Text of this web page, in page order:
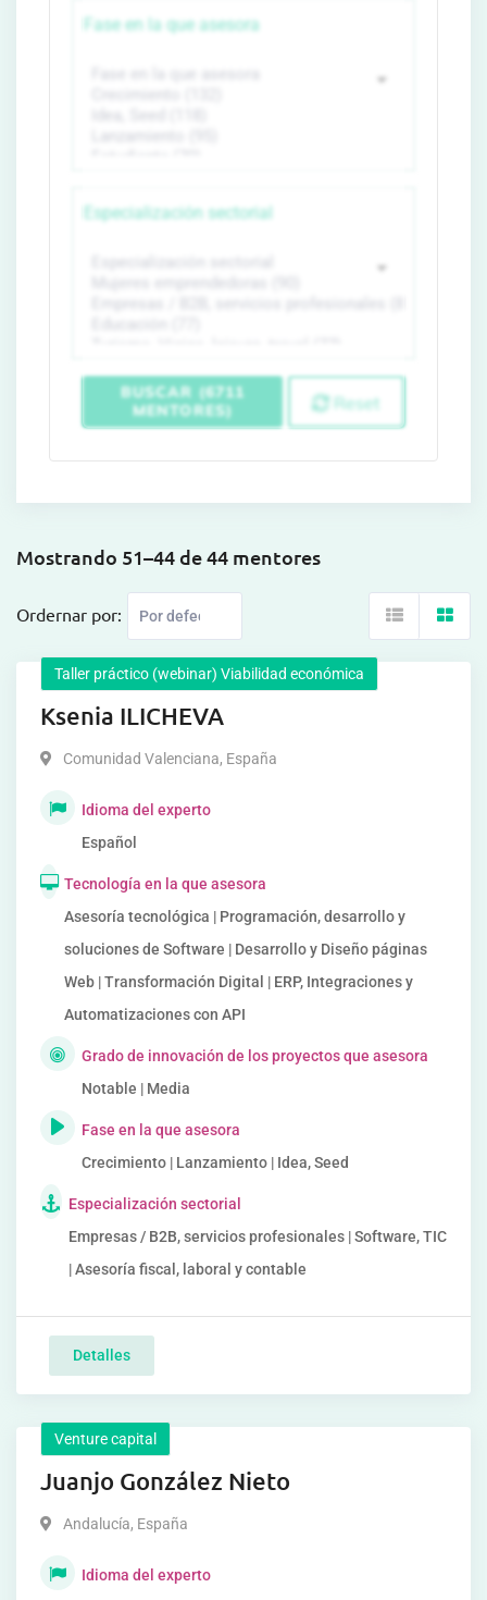
Fase en la que asesora
Especialización sectorial
BUSCAR (6711
MENTORES)
Reset
Mostrando 51–44 de 44 mentores
Ordernar por:
Taller práctico (webinar) Viabilidad económica
Ksenia ILICHEVA
Comunidad Valenciana, España
Idioma del experto
Español
Tecnología en la que asesora
Asesoría tecnológica | Programación, desarrollo y
soluciones de Software | Desarrollo y Diseño páginas
Web | Transformación Digital | ERP, Integraciones y
Automatizaciones con API
Grado de innovación de los proyectos que asesora
Notable | Media
Fase en la que asesora
Crecimiento | Lanzamiento | Idea, Seed
Especialización sectorial
Empresas / B2B, servicios profesionales | Software, TIC
| Asesoría fiscal, laboral y contable
Detalles
Venture capital
Juanjo González Nieto
Andalucía, España
Idioma del experto